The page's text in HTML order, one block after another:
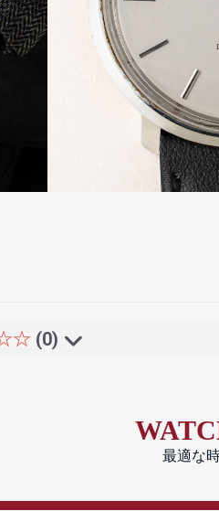
(0)
最適な